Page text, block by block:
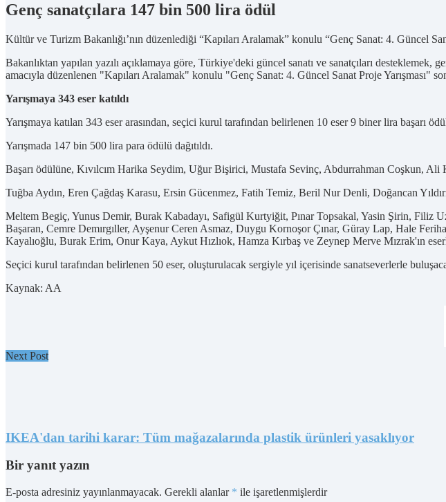
Genç sanatçılara 147 bin 500 lira ödül
Kültür ve Turizm Bakanlığı’nın düzenlediği “Kapıları Aralamak” konulu “Genç Sanat: 4. Güncel
Bakanlıktan yapılan yazılı açıklamaya göre, Türkiye'deki güncel sanatı ve sanatçıları
amacıyla düzenlenen "Kapıları Aralamak" konulu "Genç Sanat: 4. Güncel Sanat Proje Yarışması"
Yarışmaya 343 eser katıldı
Yarışmaya katılan 343 eser arasından, seçici kurul tarafından belirlenen 10 eser 9 biner lira başarı
Yarışmada 147 bin 500 lira para ödülü dağıtıldı.
Başarı ödülüne, Kıvılcım Harika Seydim, Uğur Bişirici, Mustafa Sevinç, Abdurrahman Coşkun,
Tuğba Aydın, Eren Çağdaş Karasu, Ersin Gücenmez, Fatih Temiz, Beril Nur Denli, Doğancan
Meltem Begiç, Yunus Demir, Burak Kabadayı, Safigül Kurtyiğit, Pınar Topsakal, Yasin Şirin, Filiz
Başaran, Cemre Demırgıller, Ayşenur Ceren Asmaz, Duygu Kornoşor Çınar, Güray Lap, Hale
Kayalıoğlu, Burak Erim, Onur Kaya, Aykut Hızlıok, Hamza Kırbaş ve Zeynep Merve Mızrak'ın
Seçici kurul tarafından belirlenen 50 eser, oluşturulacak sergiyle yıl içerisinde sanatseverlerle
Kaynak: AA
Next Post
IKEA'dan tarihi karar: Tüm mağazalarında plastik ürünleri yasaklıyor
Bir yanıt yazın
E-posta adresiniz yayınlanmayacak. Gerekli alanlar * ile işaretlenmişlerdir